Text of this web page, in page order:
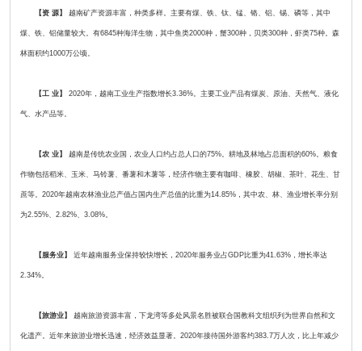
【资 源】 越南矿产资源丰富，种类多样。主要有煤、铁、钛、锰、铬、铝、锡、磷等，其中
煤、铁、铝储量较大。有6845种海洋生物，其中鱼类2000种，蟹300种，贝类300种，虾类75种。森
林面积约1000万公顷。
【工 业】 2020年，越南工业生产指数增长3.36%。主要工业产品有煤炭、原油、天然气、液化
气、水产品等。
【农 业】 越南是传统农业国，农业人口约占总人口的75%。耕地及林地占总面积的60%。粮食
作物包括稻米、玉米、马铃薯、番薯和木薯等，经济作物主要有咖啡、橡胶、胡椒、茶叶、花生、甘
蔗等。2020年越南农林渔业总产值占国内生产总值的比重为14.85%，其中农、林、渔业增长率分别
为2.55%、2.82%、3.08%。
【服务业】 近年越南服务业保持较快增长，2020年服务业占GDP比重为41.63%，增长率达
2.34%。
【旅游业】 越南旅游资源丰富，下龙湾等多处风景名胜被联合国教科文组织列为世界自然和文
化遗产。近年来旅游业增长迅速，经济效益显著。2020年接待国外游客约383.7万人次，比上年减少